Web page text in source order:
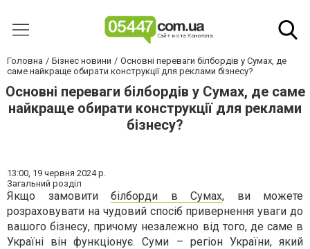
Головна Бізнес новини
Основні переваги білбордів у Сумах, де
саме найкраще обирати конструкції для реклами бізнесу?
Основні переваги білбордів у Сумах, де саме
найкраще обирати конструкції для реклами
бізнесу?
13:00, 19 червня 2024 р.
Загальний розділ
Якщо замовити білборди в Сумах, ви можете
розраховувати на чудовий спосіб привернення уваги до
вашого бізнесу, причому незалежно від того, де саме в
Україні він функціонує. Суми – регіон України, який